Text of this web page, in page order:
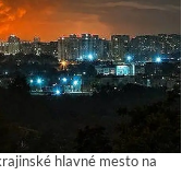
hlavné mesto na